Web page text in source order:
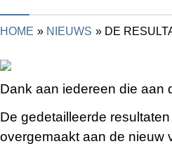
HOME NIEUWS DE
Dank aan iedereen die aan
De gedetailleerde
overgemaakt aan de nieuw